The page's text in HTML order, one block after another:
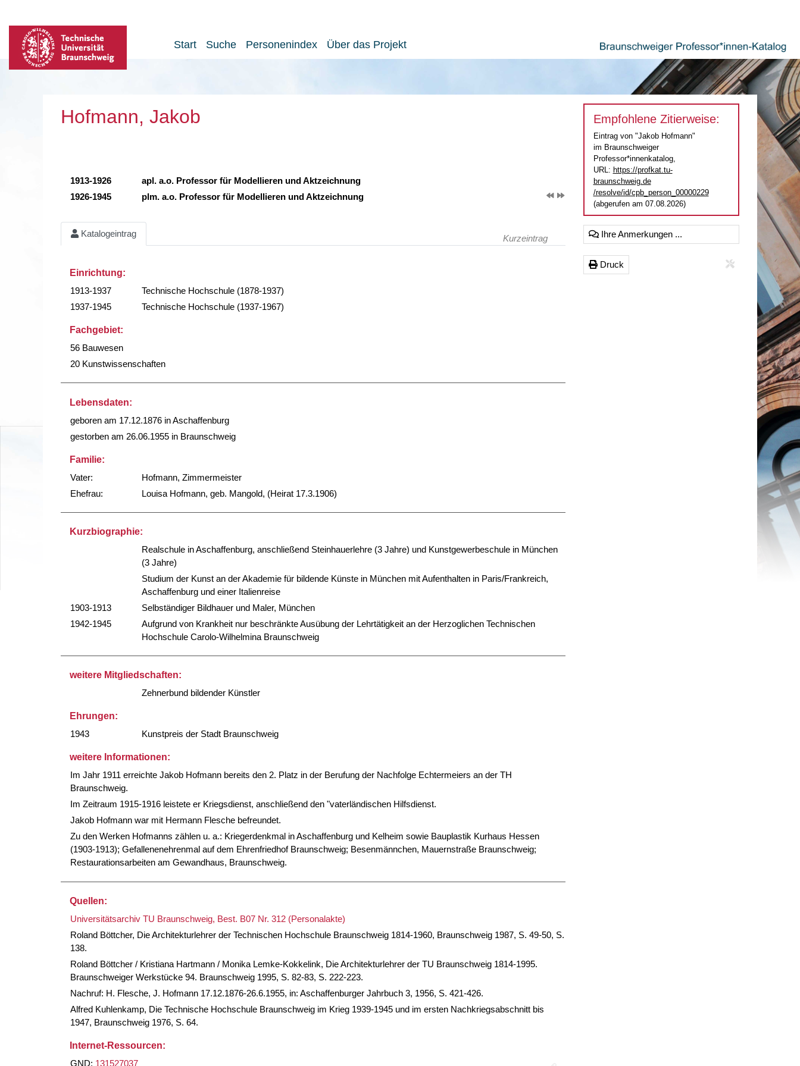
Start Suche Personenindex Über das Projekt
Hofmann, Jakob
1913-1926
apl. a.o. Professor für Modellieren und Aktzeichnung
1926-1945
plm. a.o. Professor für Modellieren und Aktzeichnung
Katalogeintrag Kurzeintrag
Einrichtung:
1913-1937
Technische Hochschule (1878-1937)
1937-1945
Technische Hochschule (1937-1967)
Fachgebiet:
56 Bauwesen
20 Kunstwissenschaften
Lebensdaten:
geboren am 17.12.1876 in Aschaffenburg
gestorben am 26.06.1955 in Braunschweig
Familie:
Vater:
Hofmann, Zimmermeister
Ehefrau:
Louisa Hofmann, geb. Mangold, (Heirat 17.3.1906)
Kurzbiographie:
Realschule in Aschaffenburg, anschließend Steinhauerlehre (3 Jahre) und Kunstgewerbeschule in München
(3 Jahre)
Studium der Kunst an der Akademie für bildende Künste in München mit Aufenthalten in Paris/Frankreich,
Aschaffenburg und einer Italienreise
1903-1913
Selbständiger Bildhauer und Maler, München
1942-1945
Aufgrund von Krankheit nur beschränkte Ausübung der Lehrtätigkeit an der Herzoglichen Technischen
Hochschule Carolo-Wilhelmina Braunschweig
weitere Mitgliedschaften:
Zehnerbund bildender Künstler
Ehrungen:
1943
Kunstpreis der Stadt Braunschweig
weitere Informationen:
Im Jahr 1911 erreichte Jakob Hofmann bereits den 2. Platz in der Berufung der Nachfolge Echtermeiers an der TH
Braunschweig.
Im Zeitraum 1915-1916 leistete er Kriegsdienst, anschließend den "vaterländischen Hilfsdienst.
Jakob Hofmann war mit Hermann Flesche befreundet.
Zu den Werken Hofmanns zählen u. a.: Kriegerdenkmal in Aschaffenburg und Kelheim sowie Bauplastik Kurhaus Hessen
(1903-1913); Gefallenenehrenmal auf dem Ehrenfriedhof Braunschweig; Besenmännchen, Mauernstraße Braunschweig;
Restaurationsarbeiten am Gewandhaus, Braunschweig.
Quellen:
Universitätsarchiv TU Braunschweig, Best. B07 Nr. 312 (Personalakte)
Roland Böttcher, Die Architekturlehrer der Technischen Hochschule Braunschweig 1814-1960, Braunschweig 1987, S. 49-50, S.
138.
Roland Böttcher / Kristiana Hartmann / Monika Lemke-Kokkelink, Die Architekturlehrer der TU Braunschweig 1814-1995.
Braunschweiger Werkstücke 94. Braunschweig 1995, S. 82-83, S. 222-223.
Nachruf: H. Flesche, J. Hofmann 17.12.1876-26.6.1955, in: Aschaffenburger Jahrbuch 3, 1956, S. 421-426.
Alfred Kuhlenkamp, Die Technische Hochschule Braunschweig im Krieg 1939-1945 und im ersten Nachkriegsabschnitt bis
1947, Braunschweig 1976, S. 64.
Internet-Ressourcen:
GND: 131527037
Empfohlene Zitierweise:
Eintrag von "Jakob Hofmann"
im Braunschweiger
Professor*innenkatalog,
URL: https://profkat.tu-
braunschweig.de
/resolve/id/cpb_person_00000229
(abgerufen am 07.08.2026)
Ihre Anmerkungen ...
Druck